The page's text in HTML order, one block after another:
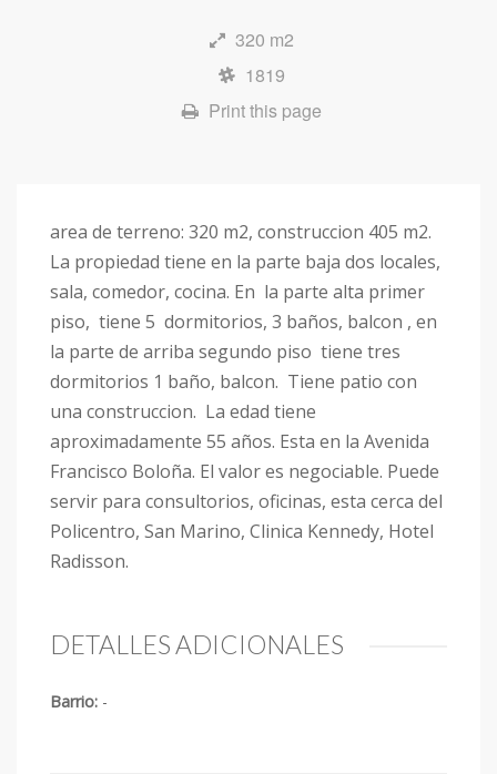
320 m2
1819
Print this page
area de terreno: 320 m2, construccion 405 m2.
La propiedad tiene en la parte baja dos locales,
sala, comedor, cocina. En la parte alta primer
piso, tiene 5 dormitorios, 3 baños, balcon , en
la parte de arriba segundo piso tiene tres
dormitorios 1 baño, balcon. Tiene patio con
una construccion. La edad tiene
aproximadamente 55 años. Esta en la Avenida
Francisco Boloña. El valor es negociable. Puede
servir para consultorios, oficinas, esta cerca del
Policentro, San Marino, Clinica Kennedy, Hotel
Radisson.
DETALLES ADICIONALES
Barrio: -